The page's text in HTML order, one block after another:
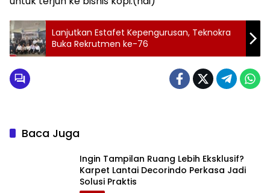
Lanjutkan Estafet Kepengurusan, Teknokra
Buka Rekrutmen ke-76
Baca Juga
Ingin Tampilan Ruang Lebih Eksklusif?
Karpet Lantai Decorindo Perkasa Jadi
Solusi Praktis